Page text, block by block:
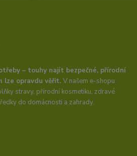
– touhy najít bezpečné, přírodní
lze opravdu věřit.V našem e-shopu
stravy, přírodní kosmetiku, zdravé
do domácnosti a zahrady.